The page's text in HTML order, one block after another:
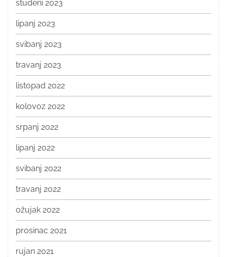
studeni 2023
lipanj 2023
svibanj 2023
travanj 2023
listopad 2022
kolovoz 2022
srpanj 2022
lipanj 2022
svibanj 2022
travanj 2022
ožujak 2022
prosinac 2021
rujan 2021